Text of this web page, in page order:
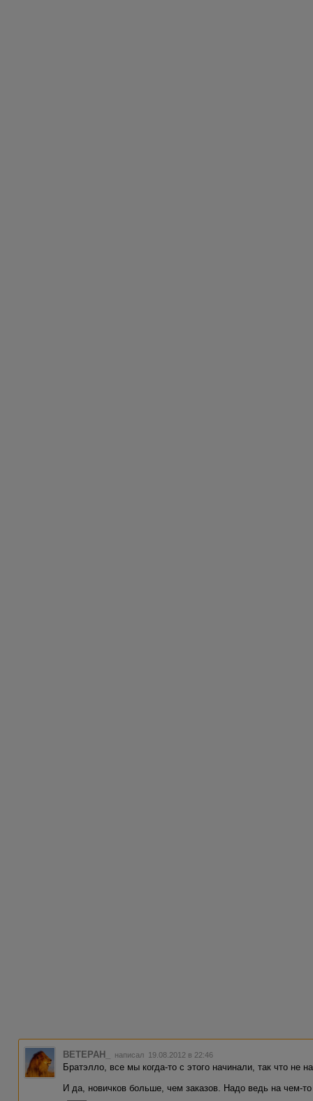
BETEPAH_ написал 19.08.2012 в 22:46
Братэлло, все мы когда-то с этого начинали, так что не
И да, новичков больше, чем заказов. Надо ведь на чем-